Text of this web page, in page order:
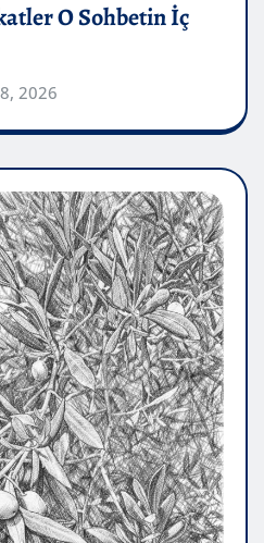
O Sohbetin İç
2026